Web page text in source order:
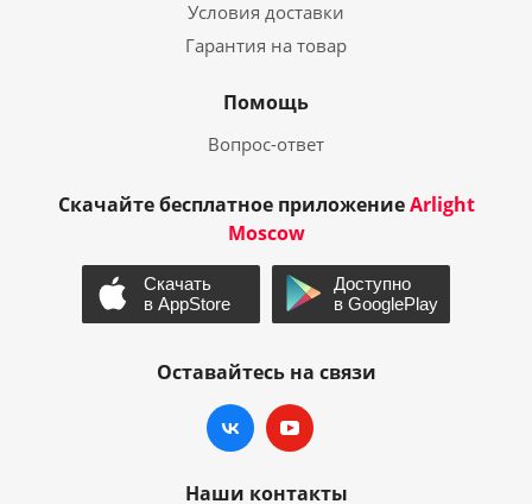
Условия доставки
Гарантия на товар
Помощь
Вопрос-ответ
Скачайте бесплатное приложениеArlight
Moscow
Оставайтесь на связи
Наши контакты